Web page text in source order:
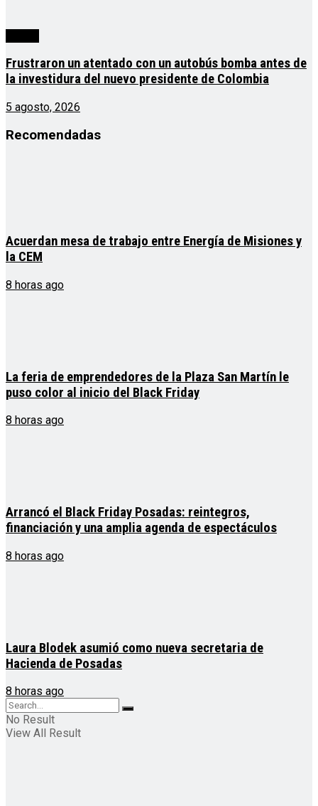
Frustraron un atentado con un autobús bomba antes de
la investidura del nuevo presidente de Colombia
5 agosto, 2026
Recomendadas
Acuerdan mesa de trabajo entre Energía de Misiones y
la CEM
8 horas ago
La feria de emprendedores de la Plaza San Martín le
puso color al inicio del Black Friday
8 horas ago
Arrancó el Black Friday Posadas: reintegros,
financiación y una amplia agenda de espectáculos
8 horas ago
Laura Blodek asumió como nueva secretaria de
Hacienda de Posadas
8 horas ago
No Result
View All Result